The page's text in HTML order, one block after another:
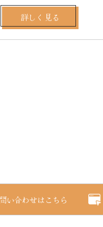
詳しく見る
い合わせはこちら